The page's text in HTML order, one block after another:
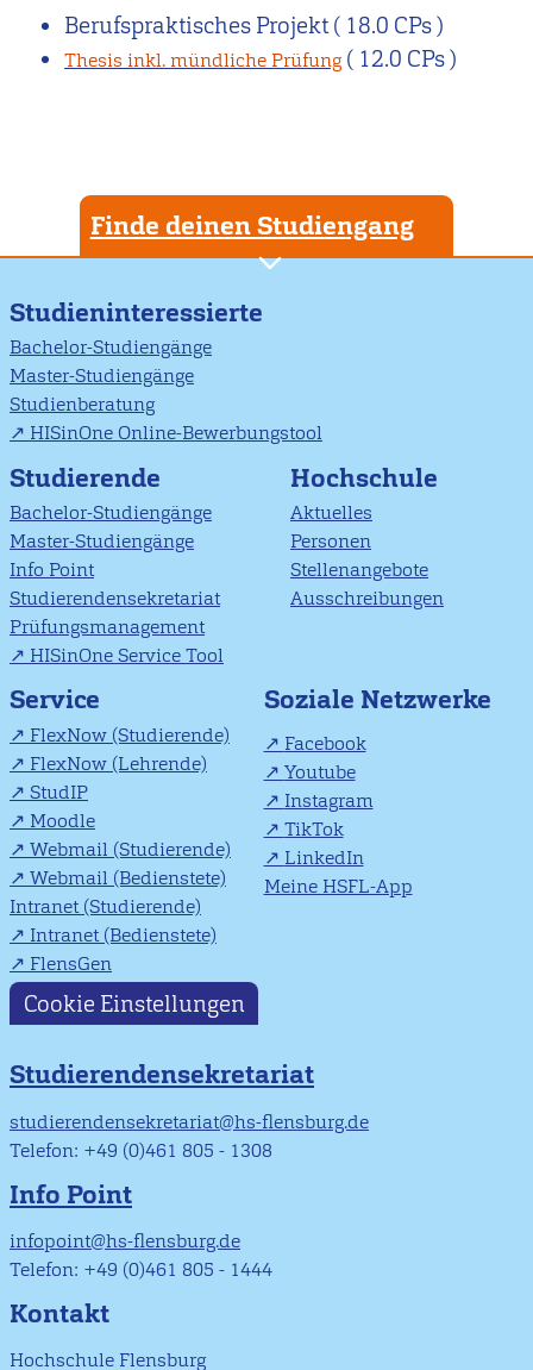
Berufspraktisches Projekt( 18.0 CPs )
Thesis inkl. mündliche Prüfung ( 12.0 CPs )
Finde deinen Studiengang
Studieninteressierte
Bachelor-Studiengänge
Master-Studiengänge
Studienberatung
HISinOne Online-Bewerbungstool
Studierende
Bachelor-Studiengänge
Master-Studiengänge
Info Point
Studierendensekretariat
Prüfungsmanagement
HISinOne Service Tool
Hochschule
Aktuelles
Personen
Stellenangebote
Ausschreibungen
Service
FlexNow (Studierende)
FlexNow (Lehrende)
StudIP
Moodle
Webmail (Studierende)
Webmail (Bedienstete)
Intranet (Studierende)
Intranet (Bedienstete)
FlensGen
Soziale Netzwerke
Facebook
Youtube
Instagram
TikTok
LinkedIn
Meine HSFL-App
Cookie Einstellungen
Studierendensekretariat
studierendensekretariat@hs-flensburg.de
Telefon: +49 (0)461 805 - 1308
Info Point
infopoint@hs-flensburg.de
Telefon: +49 (0)461 805 - 1444
Kontakt
Hochschule Flensburg